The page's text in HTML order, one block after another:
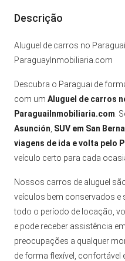
Descrição
Aluguel de carros no
ParaguayInmobiliaria.com
Descubra o Paraguai de
com um Aluguel de carros
ParaguaiInmobiliaria.com .
Asunción SUV em San
viagens de ida e volta pelo
veículo certo para cada
Nossos carros de aluguel
veículos bem conservados e
todo o período de locação,
e pode receber assistência
preocupações a qualquer
de forma flexível, confortável